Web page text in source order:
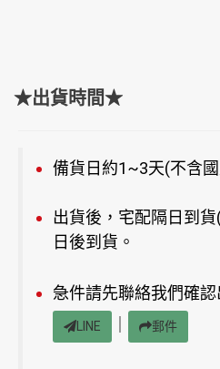
★出貨時間★
備貨日約1~3天(不含國
出貨後，宅配隔日到
日後到貨。
急件請先聯絡我們確認
LINE 郵件